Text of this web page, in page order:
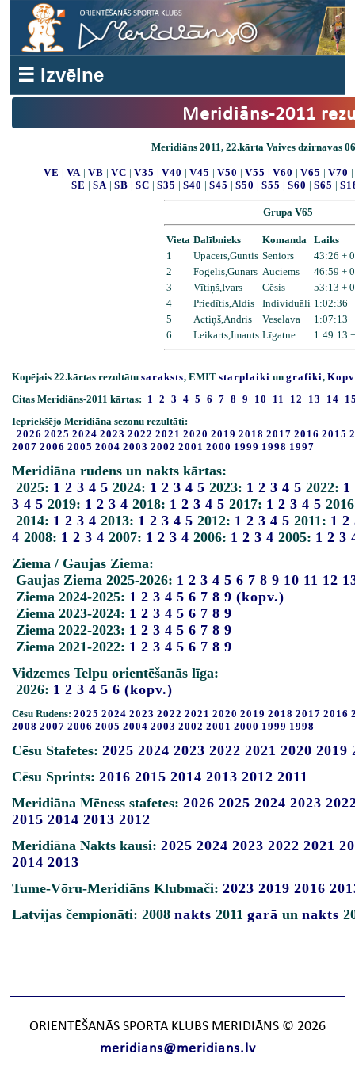
☰ Izvēlne
Meridiāns-2011
Meridiāns 2011, 22.kārta Vaives dzirnavas
VE | VA | VB | VC | V35 | V40 | V45 | V50 | V55 | V60 | V65 | V70 |
SE | SA| SB | SC | S35 | S40 | S45 | S50 | S55 | S60 | S65 |
Grupa V65
Vieta Dalībnieks Komanda
Laiks
1
Upacers,Guntis Seniors
43:26 +
2
Fogelis,Gunārs Auciems
46:59 +
3
Vītiņš,Ivars Cēsis
53:13 +
4
Priedītis,Aldis Individuāli 1:02:36
5
Actiņš,Andris Veselava
1:07:13
6
Leikarts,Imants Līgatne 1:49:13
Kopējais 22.kārtas rezultātu saraksts, EMIT starplaiki un grafiki,
Citas Meridiāns-2011 kārtas: 1 2 3 4 5 6 7 8 9 10 11 12 13 14
Iepriekšējo Meridiāna sezonu rezultāti:
2026 2025 2024 2023 2022 2021 2020 2019 2018 2017 2016 2015
2007 2006 2005 2004 2003 2002 2001 2000 1999 1998 1997
Meridiāna rudens un nakts kārtas:
2025: 1 2 3 4 5 2024: 1 2 3 4 5 2023: 1 2 3 4 5 2022: 1
3 4 5 2019: 1 2 3 4 2018: 1 2 3 4 5 2017: 1 2 3 4 5
2014: 1 2 3 4 2013: 1 2 3 4 5 2012: 1 2 3 4 5 2011: 1 2
4 2008: 1 2 3 4 2007: 1 2 3 4 2006: 1 2 3 4 2005: 1 2 3
Ziema / Gaujas Ziema:
Gaujas Ziema 2025-2026: 1 2 3 4 5 6 7 8 9 10 11 12
Ziema 2024-2025: 1 2 3 4 5 6 7 8 9 (kopv.)
Ziema 2023-2024: 1 2 3 4 5 6 7 8 9
Ziema 2022-2023: 1 2 3 4 5 6 7 8 9
Ziema 2021-2022: 1 2 3 4 5 6 7 8 9
Vidzemes Telpu orientēšanās līga:
2026: 1 2 3 4 5 6 (kopv.)
Cēsu Rudens: 2025 2024 2023 2022 2021 2020 2019 2018 2017 2016
2008 2007 2006 2005 2004 2003 2002 2001 2000 1999 1998
Cēsu Stafetes: 2025 2024 2023 2022 2021 2020 2019
Cēsu Sprints: 2016 2015 2014 2013 2012 2011
Meridiāna Mēness stafetes: 2026 2025 2024 2023
2015 2014 2013 2012
Meridiāna Nakts kausi: 2025 2024 2023 2022 2021
2014 2013
Tume-Vōru-Meridiāns Klubmači: 2023 2019 2016
Latvijas čempionāti: 2008 nakts 2011 garā un nakts
ORIENTĒŠANĀS SPORTA KLUBS MERIDIĀNS © 2026
meridians@meridians.lv